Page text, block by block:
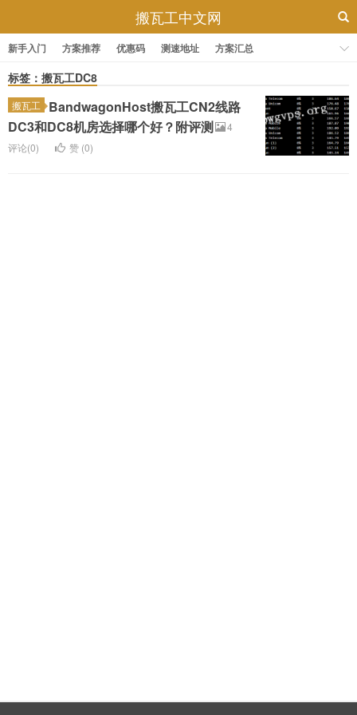
搬瓦工中文网
新手入门 方案推荐 优惠码 测速地址 方案汇总
标签：搬瓦工DC8
搬瓦工
BandwagonHost搬瓦工CN2线路
DC3和DC8机房选择哪个好？附评测
4
评论(0)
赞 (0)